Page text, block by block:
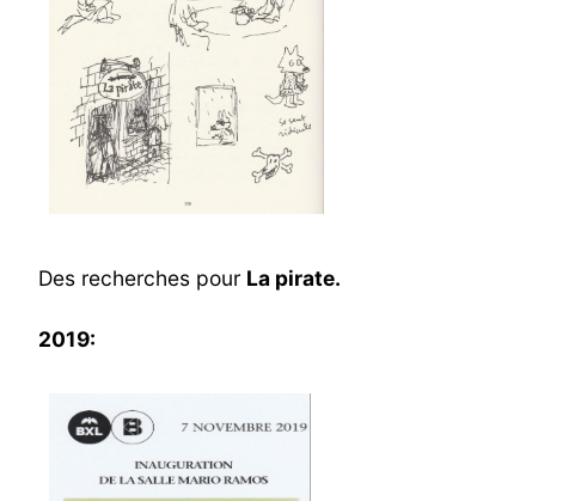
Des recherches pour La pirate.
2019: